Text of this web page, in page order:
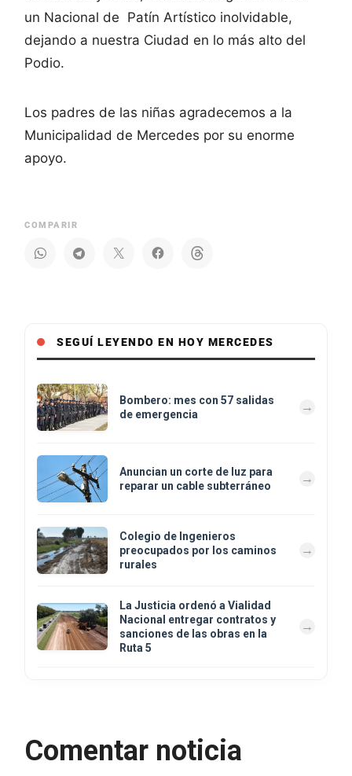
un Nacional de Patín Artístico inolvidable,
dejando a nuestra Ciudad en lo más alto del
Podio.
Los padres de las niñas agradecemos a la
Municipalidad de Mercedes por su enorme
apoyo.
COMPARIR
SEGUÍ LEYENDO EN HOY MERCEDES
Bombero: mes con 57 salidas
de emergencia
Anuncian un corte de luz para
reparar un cable subterráneo
Colegio de Ingenieros
preocupados por los caminos
rurales
La Justicia ordenó a Vialidad
Nacional entregar contratos y
sanciones de las obras en la
Ruta 5
Comentar noticia